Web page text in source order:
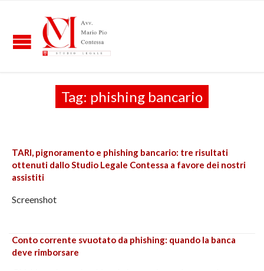
Tag: phishing bancario
TARI, pignoramento e phishing bancario: tre risultati
ottenuti dallo Studio Legale Contessa a favore dei nostri
assistiti
Screenshot
Conto corrente svuotato da phishing: quando la banca
deve rimborsare